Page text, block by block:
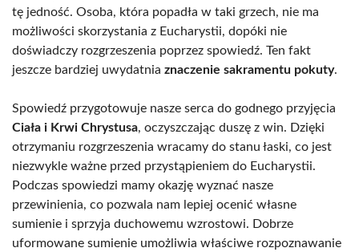
tę jedność. Osoba, która popadła w taki grzech, nie ma
możliwości skorzystania z Eucharystii, dopóki nie
doświadczy rozgrzeszenia poprzez spowiedź. Ten fakt
jeszcze bardziej uwydatnia znaczenie sakramentu pokuty.
Spowiedź przygotowuje nasze serca do godnego przyjęcia
Ciała i Krwi Chrystusa, oczyszczając duszę z win. Dzięki
otrzymaniu rozgrzeszenia wracamy do stanu łaski, co jest
niezwykle ważne przed przystąpieniem do Eucharystii.
Podczas spowiedzi mamy okazję wyznać nasze
przewinienia, co pozwala nam lepiej ocenić własne
sumienie i sprzyja duchowemu wzrostowi. Dobrze
uformowane sumienie umożliwia właściwe rozpoznawanie